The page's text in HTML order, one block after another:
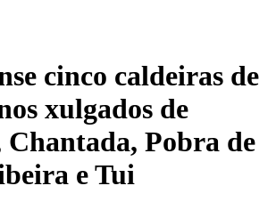
cinco caldeiras de
xulgados de
Chantada, Pobra de
e Tui